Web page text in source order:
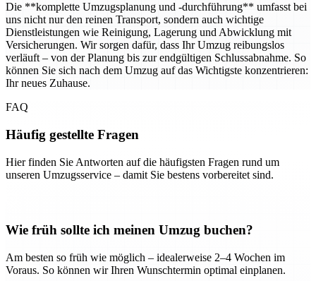
Die **komplette Umzugsplanung und -durchführung** umfasst bei
uns nicht nur den reinen Transport, sondern auch wichtige
Dienstleistungen wie Reinigung, Lagerung und Abwicklung mit
Versicherungen. Wir sorgen dafür, dass Ihr Umzug reibungslos
verläuft – von der Planung bis zur endgültigen Schlussabnahme. So
können Sie sich nach dem Umzug auf das Wichtigste konzentrieren:
Ihr neues Zuhause.
FAQ
Häufig gestellte Fragen
Hier finden Sie Antworten auf die häufigsten Fragen rund um
unseren Umzugsservice – damit Sie bestens vorbereitet sind.
Wie früh sollte ich meinen Umzug buchen?
Am besten so früh wie möglich – idealerweise 2–4 Wochen im
Voraus. So können wir Ihren Wunschtermin optimal einplanen.